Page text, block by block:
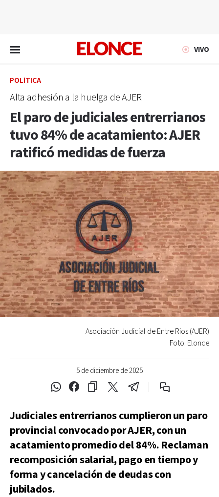
VIVO
POLÍTICA
Alta adhesión a la huelga de AJER
El paro de judiciales entrerrianos
tuvo 84% de acatamiento: AJER
ratificó medidas de fuerza
5 de diciembre de 2025
Asociación Judicial de Entre Ríos (AJER)
Foto: Elonce
Judiciales entrerrianos cumplieron un paro
provincial convocado por AJER, con un
acatamiento promedio del 84%. Reclaman
recomposición salarial, pago en tiempo y
forma y cancelación de deudas con
jubilados.